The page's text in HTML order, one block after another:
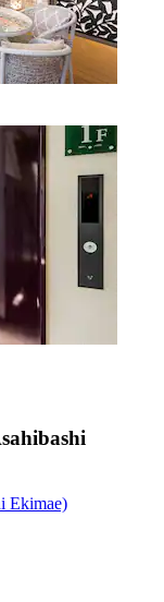
Ekimae)